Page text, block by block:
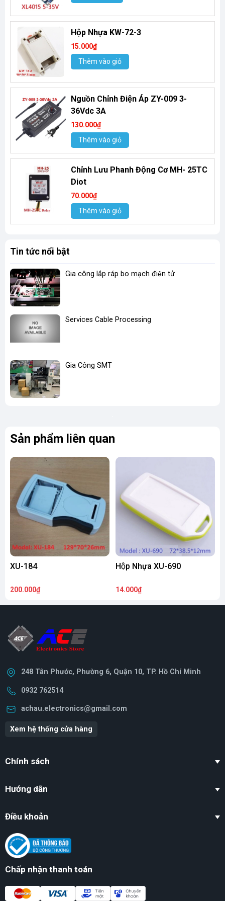
Hộp Nhựa KW-72-3
15.000₫
Thêm vào giỏ
Nguồn Chỉnh Điện Áp ZY-009 3-
36Vdc 3A
130.000₫
Thêm vào giỏ
Chỉnh Lưu Phanh Động Cơ MH- 25TC
Diot
70.000₫
Thêm vào giỏ
Tin tức nổi bật
Gia công lắp ráp bo mạch điện tử
Services Cable Processing
Gia Công SMT
Sản phẩm liên quan
XU-184
200.000₫
Hộp Nhựa XU-690
14.000₫
248 Tân Phước, Phường 6, Quận 10, TP. Hồ Chí Minh
0932 762514
achau.electronics@gmail.com
Xem hệ thống cửa hàng
Chính sách
Hướng dẫn
Điều khoản
Chấp nhận thanh toán